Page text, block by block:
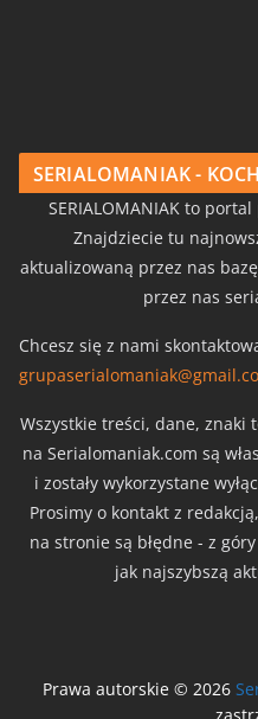
SERIALOMANIAK -
SERIALOMANIAK to
Znajdziecie tu
aktualizowaną przez nas
przez nas
Chcesz się z nami
Wszystkie treści, dane, znaki
na Serialomaniak.com są
i zostały wykorzystane
Prosimy o kontakt z
na stronie są błędne - z
jak najszybszą
Prawa autorskie © 2026